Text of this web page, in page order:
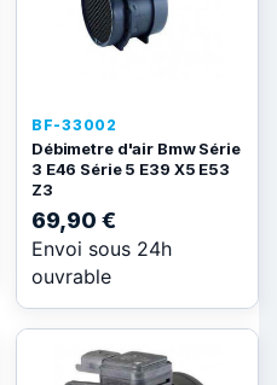
BF-33002
Débimetre d'air Bmw Série
3 E46 Série 5 E39 X5 E53
Z3
69,90 €
Envoi sous 24h
ouvrable